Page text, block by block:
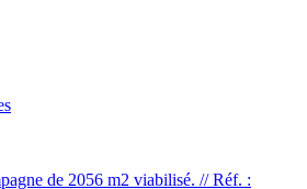
de 2056 m2 viabilisé. // Réf. :